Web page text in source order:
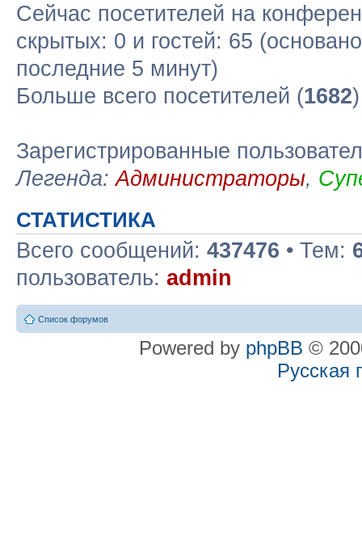
Сейчас посетителей на
скрытых: 0 и гостей: 65
последние 5 минут)
Больше всего посетителей (1682
Зарегистрированные
Легенда:Администраторы,
СТАТИСТИКА
Всего сообщений: 437476 • Тем:
пользователь: admin
Список форумов
Powered by phpBB ©
Русская